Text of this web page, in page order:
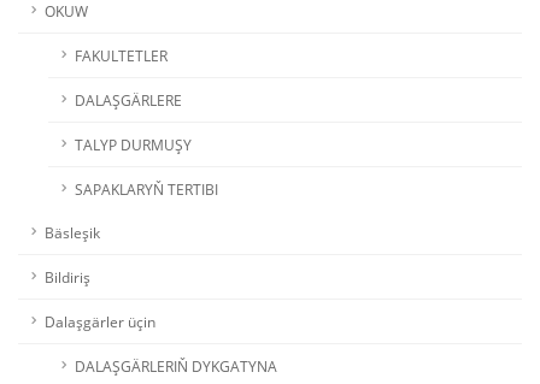
OKUW
FAKULTETLER
DALAŞGÄRLERE
TALYP DURMUŞY
SAPAKLARYŇ TERTIBI
Bäsleşik
Bildiriş
Dalaşgärler üçin
DALAŞGÄRLERIŇ DYKGATYNA